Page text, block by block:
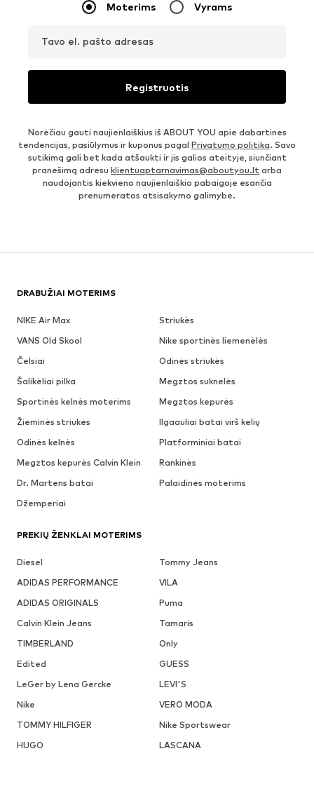
Moterims Vyrams
Tavo el. pašto adresas
Registruotis
Norėčiau gauti naujienlaiškius iš ABOUT YOU apie dabartines
tendencijas, pasiūlymus ir kuponus pagal Privatumo politika. Savo
sutikimą gali bet kada atšaukti ir jis galios ateityje, siunčiant
pranešimą adresu klientuaptarnavimas@aboutyou.lt arba
naudojantis kiekvieno naujienlaiškio pabaigoje esančia
prenumeratos atsisakymo galimybe.
DRABUŽIAI MOTERIMS
NIKE Air Max
Striukės
VANS Old Skool
Nike sportinės liemenėlės
Čelsiai
Odinės striukės
Šalikėliai pilka
Megztos suknelės
Sportinės kelnės moterims
Megztos kepurės
Žieminės striukės
Ilgaauliai batai virš kelių
Odinės kelnės
Platforminiai batai
Megztos kepurės Calvin Klein
Rankinės
Dr. Martens batai
Palaidinės moterims
Džemperiai
PREKIŲ ŽENKLAI MOTERIMS
Diesel
Tommy Jeans
ADIDAS PERFORMANCE
VILA
ADIDAS ORIGINALS
Puma
Calvin Klein Jeans
Tamaris
TIMBERLAND
Only
Edited
GUESS
LeGer by Lena Gercke
LEVI'S
Nike
VERO MODA
TOMMY HILFIGER
Nike Sportswear
HUGO
LASCANA